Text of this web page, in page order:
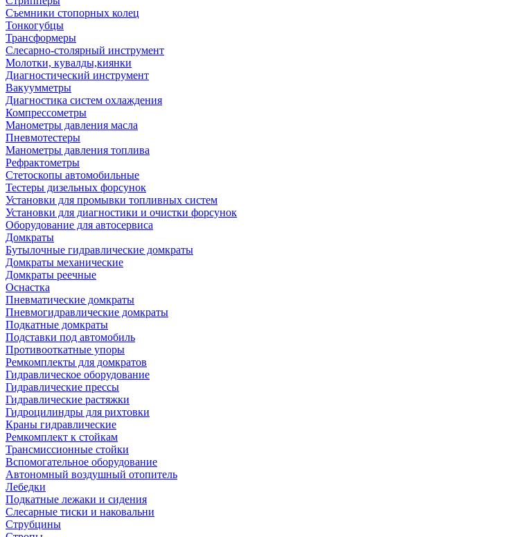
Съемники стопорных колец
Тонкогубцы
Трансформеры
Слесарно-столярный инструмент
Молотки, кувалды,киянки
Диагностический инструмент
Вакуумметры
Диагностика систем охлаждения
Компрессометры
Манометры давления масла
Пневмотестеры
Манометры давления топлива
Рефрактометры
Стетоскопы автомобильные
Тестеры дизельных форсунок
Установки для промывки топливных систем
Установки для диагностики и очистки форсунок
Оборудование для автосервиса
Домкраты
Бутылочные гидравлические домкраты
Домкраты механические
Домкраты реечные
Оснастка
Пневматические домкраты
Пневмогидравлические домкраты
Подкатные домкраты
Подставки под автомобиль
Противооткатные упоры
Ремкомплекты для домкратов
Гидравлическое оборудование
Гидравлические прессы
Гидравлические растяжки
Гидроцилиндры для рихтовки
Краны гидравлические
Ремкомплект к стойкам
Трансмиссионные стойки
Вспомогательное оборудование
Автономный воздушный отопитель
Лебедки
Подкатные лежаки и сидения
Слесарные тиски и наковальни
Струбцины